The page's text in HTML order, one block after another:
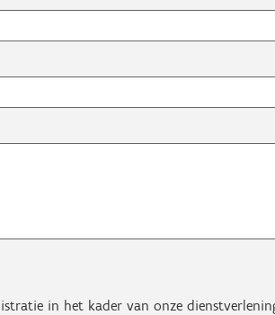
in het kader van onze